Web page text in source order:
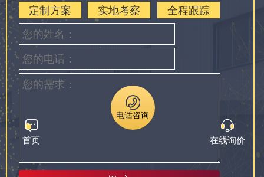
定制方案
实地考察 全程跟踪
首页 在线询价
电话咨询